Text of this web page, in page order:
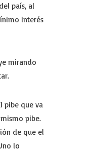
país, al
interés
mirando
pibe que va
pibe.
de que el
lo